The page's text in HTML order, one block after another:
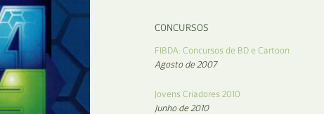
CONCURSOS
FIBDA: Concursos de BD e Cartoon
Agosto de 2007
Jovens Criadores 2010
Junho de 2010